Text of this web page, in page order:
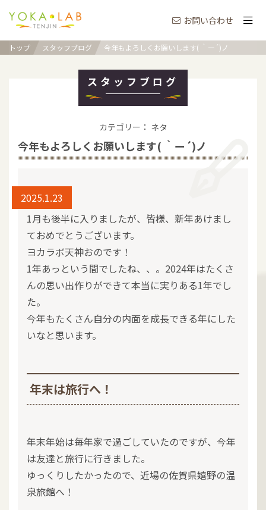
お問い合わせ
トップ スタッフブログ 今年もよろしくお願いします( ｀ー´)ノ
スタッフブログ
カテゴリー： ネタ
今年もよろしくお願いします( ｀ー´)ノ
2025.1.23
1月も後半に入りましたが、皆様、新年あけまし
ておめでとうございます。
ヨカラボ天神おのです！
1年あっという間でしたね、、。2024年はたくさ
んの思い出作りができて本当に実りある1年でし
た。
今年もたくさん自分の内面を成長できる年にした
いなと思います。
年末は旅行へ！
年末年始は毎年家で過ごしていたのですが、今年
は友達と旅行に行きました。
ゆっくりしたかったので、近場の佐賀県嬉野の温
泉旅館へ！